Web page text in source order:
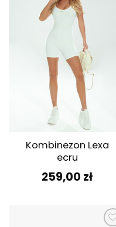
ulubionych
Kombinezon Lexa
ecru
259,00 zł